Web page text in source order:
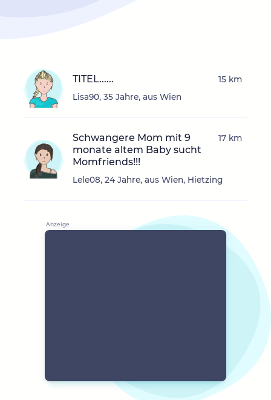
TITEL......
Lisa90, 35 Jahre, aus Wien
15 km
Schwangere Mom mit 9
monate altem Baby sucht
Momfriends!!!
Lele08, 24 Jahre, aus Wien, Hietzing
17 km